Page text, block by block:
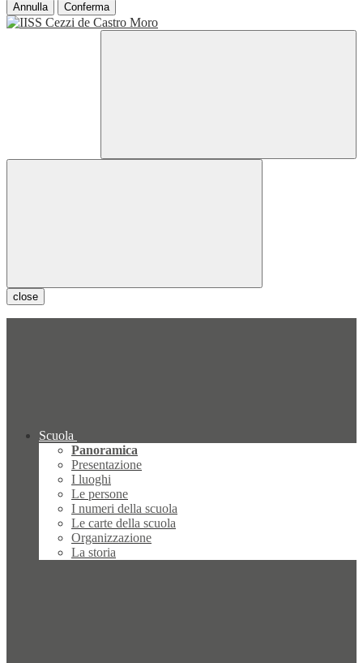
Annulla Conferma
close
Scuola
Panoramica
Presentazione
I luoghi
Le persone
I numeri della scuola
Le carte della scuola
Organizzazione
La storia